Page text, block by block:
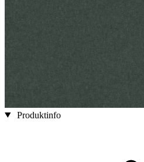
Produktinfo